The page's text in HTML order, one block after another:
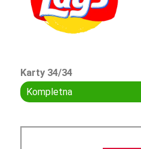
Karty 34/34
Kompletna